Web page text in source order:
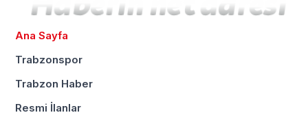
Ana Sayfa
Trabzonspor
Trabzon Haber
Resmi İlanlar